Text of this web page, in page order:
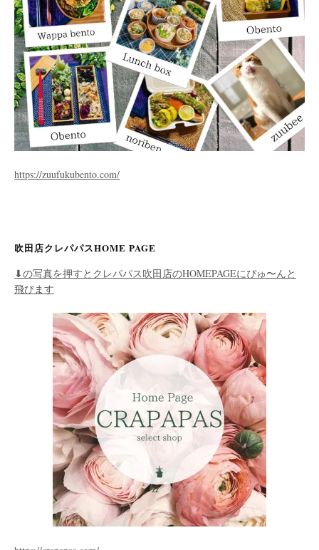
https://zuufukubento.com/
吹田店クレパパスHOME PAGE
⬇︎の写真を押すとクレパパス吹田店のHOMEPAGEにぴゅ〜んと
飛びます